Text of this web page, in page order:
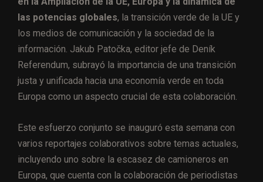
las potencias globales, la transición verde de la UE y
los medios de comunicación y la sociedad de la
información. Jakub Patočka, editor jefe de Deník
Referendum, subrayó la importancia de una transición
justa y unificada hacia una economía verde en toda
Europa como un aspecto crucial de esta colaboración.
Este esfuerzo conjunto se inauguró esta semana con
varios reportajes colaborativos sobre temas actuales,
incluyendo uno sobre la escasez de camioneros en
Europa, que cuenta con la colaboración de periodistas